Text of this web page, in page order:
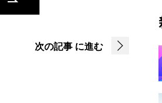
次の記事 に進む